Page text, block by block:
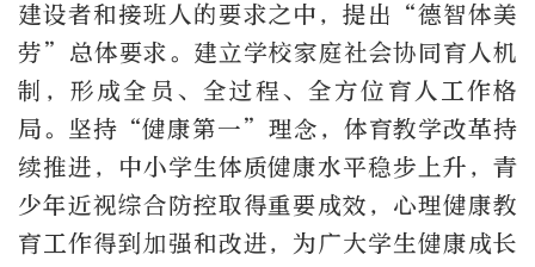
建设者和接班人的要求之中，提出“德智体美
劳”总体要求。建立学校家庭社会协同育人机
制，形成全员、全过程、全方位育人工作格
局。坚持“健康第一”理念，体育教学改革持
续推进，中小学生体质健康水平稳步上升，青
少年近视综合防控取得重要成效，心理健康教
育工作得到加强和改进，为广大学生健康成长